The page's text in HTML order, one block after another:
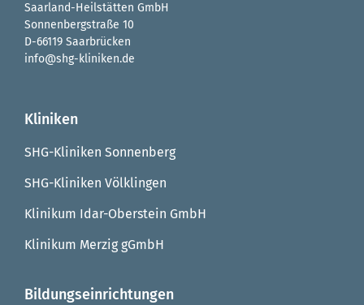
Saarland-Heilstätten GmbH
Sonnenbergstraße 10
D-66119 Saarbrücken
info@shg-kliniken.de
Kliniken
SHG-Kliniken Sonnenberg
SHG-Kliniken Völklingen
Klinikum Idar-Oberstein GmbH
Klinikum Merzig gGmbH
Bildungseinrichtungen